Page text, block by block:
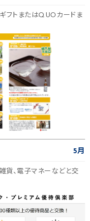
フトまたはQUOカードま
5月
貨、電子マネーなどと交